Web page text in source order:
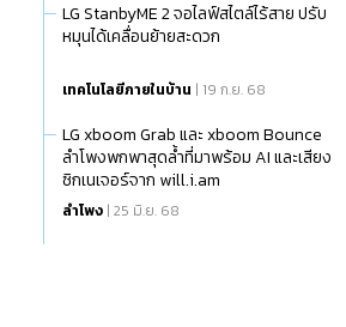
LG StanbyME 2 จอไลฟ์สไตล์ไร้สาย ปรับ
หมุนได้เคลื่อนย้ายสะดวก
เทคโนโลยีภายในบ้าน | 19 ก.ย. 68
LG xboom Grab และ xboom Bounce
ลำโพงพกพาสุดล้ำที่มาพร้อม AI และเสียง
ซิกเนเจอร์จาก will.i.am
ลำโพง | 25 มิ.ย. 68